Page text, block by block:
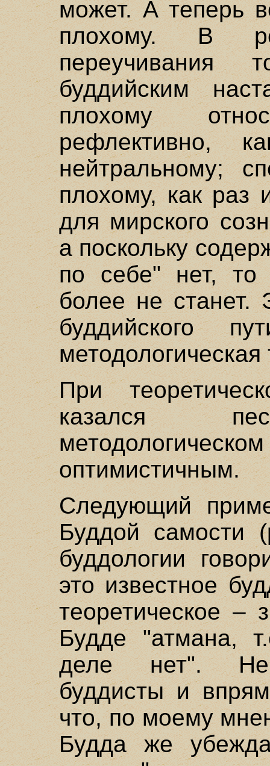
может. А теперь
плохому. В
переучивания
буддийским
плохому
рефлективно,
нейтральному;
плохому, как раз
для мирского
а поскольку
по себе" нет, то
более не станет.
буддийского
методологическая
При
казался
оптимистичным.
Следующий
Буддой самости
буддологии
это известное
теоретическое –
Будде "атмана,
деле нет".
буддисты и
что, по моему
Будда же